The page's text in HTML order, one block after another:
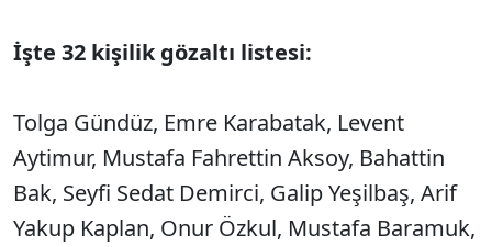
İşte 32 kişilik gözaltı listesi:
Tolga Gündüz, Emre Karabatak, Levent
Aytimur, Mustafa Fahrettin Aksoy, Bahattin
Bak, Seyfi Sedat Demirci, Galip Yeşilbaş, Arif
Yakup Kaplan, Onur Özkul, Mustafa Baramuk,